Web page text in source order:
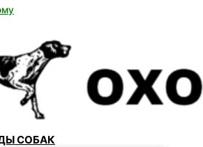
СОБАК